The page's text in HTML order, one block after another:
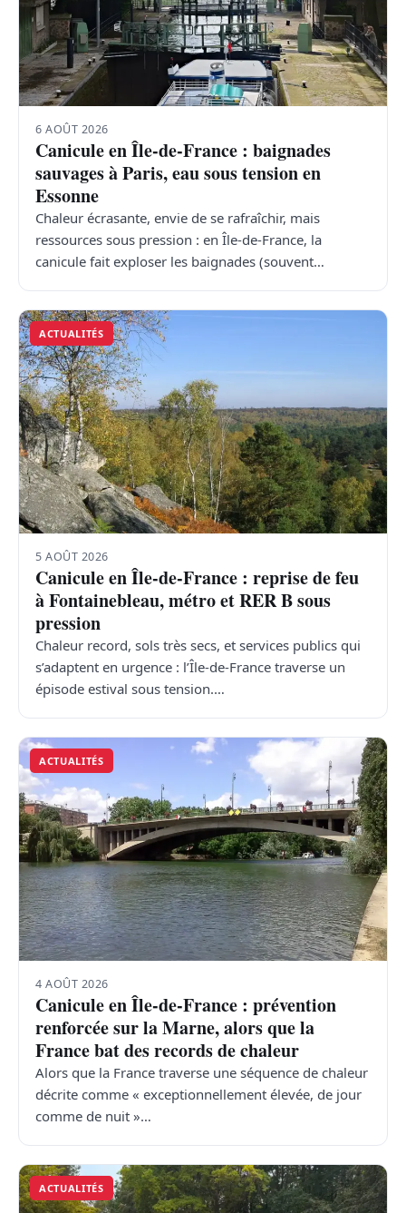
6 AOÛT 2026
Canicule en Île-de-France : baignades
sauvages à Paris, eau sous tension en
Essonne
Chaleur écrasante, envie de se rafraîchir, mais
ressources sous pression : en Île-de-France, la
canicule fait exploser les baignades (souvent…
ACTUALITÉS
5 AOÛT 2026
Canicule en Île-de-France : reprise de feu
à Fontainebleau, métro et RER B sous
pression
Chaleur record, sols très secs, et services publics qui
s’adaptent en urgence : l’Île-de-France traverse un
épisode estival sous tension.…
ACTUALITÉS
4 AOÛT 2026
Canicule en Île-de-France : prévention
renforcée sur la Marne, alors que la
France bat des records de chaleur
Alors que la France traverse une séquence de chaleur
décrite comme « exceptionnellement élevée, de jour
comme de nuit »…
ACTUALITÉS